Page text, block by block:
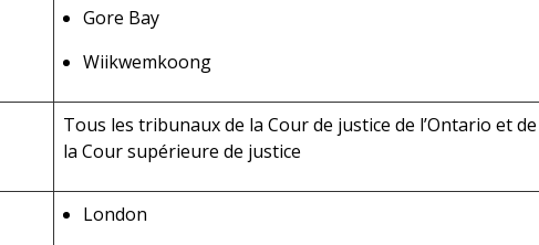
Gore Bay
Wiikwemkoong
Tous les tribunaux de la Cour de justice de l’Ontario et de
la Cour supérieure de justice
London